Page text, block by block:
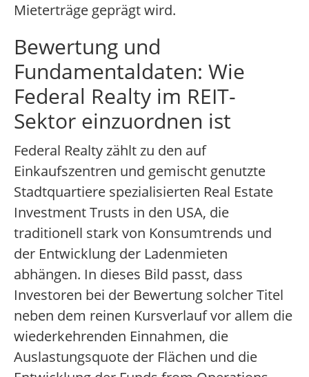
Mieterträge geprägt wird.
Bewertung und
Fundamentaldaten: Wie
Federal Realty im REIT-
Sektor einzuordnen ist
Federal Realty zählt zu den auf
Einkaufszentren und gemischt genutzte
Stadtquartiere spezialisierten Real Estate
Investment Trusts in den USA, die
traditionell stark von Konsumtrends und
der Entwicklung der Ladenmieten
abhängen. In dieses Bild passt, dass
Investoren bei der Bewertung solcher Titel
neben dem reinen Kursverlauf vor allem die
wiederkehrenden Einnahmen, die
Auslastungsquote der Flächen und die